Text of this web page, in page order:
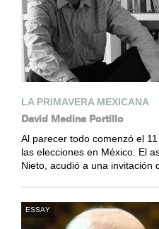
LA PRIMAVERA MEXICANA
David Medina Portillo
Al parecer todo comenzó el
las elecciones en México. El
Nieto, acudió a una invitación
ESSAY